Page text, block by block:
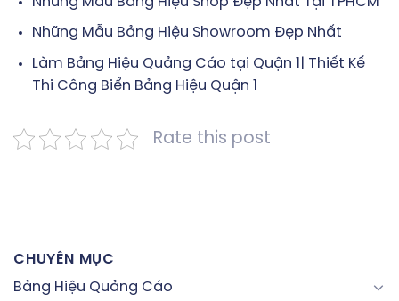
Những Mẫu Bảng Hiệu Showroom Đẹp Nhất
Làm Bảng Hiệu Quảng Cáo tại Quận 1| Thiết Kế
Thi Công Biển Bảng Hiệu Quận 1
Rate this post
CHUYÊN MỤC
Bảng Hiệu Quảng Cáo